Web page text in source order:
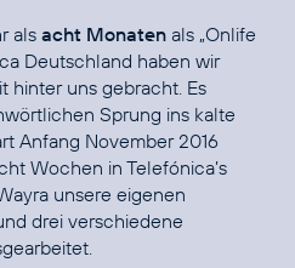
als acht Monaten als „Onlife
Deutschland haben wir
hinter uns gebracht. Es
Sprung ins kalte
Anfang November 2016
Wochen in Telefónica’s
unsere eigenen
drei verschiedene